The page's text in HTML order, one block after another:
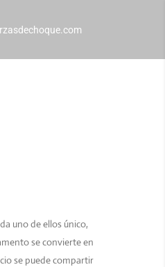
uno de ellos único,
se convierte en
se puede compartir